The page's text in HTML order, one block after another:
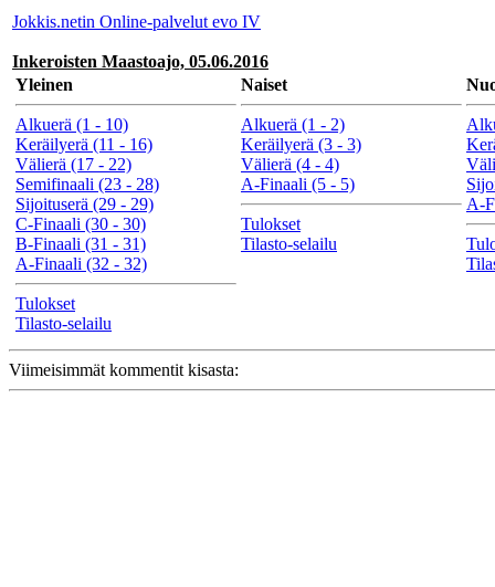
Jokkis.netin Online-palvelut evo IV
Inkeroisten Maastoajo, 05.06.2016
Yleinen
Alkuerä (1 - 10)
Keräilyerä (11 - 16)
Välierä (17 - 22)
Semifinaali (23 - 28)
Sijoituserä (29 - 29)
C-Finaali (30 - 30)
B-Finaali (31 - 31)
A-Finaali (32 - 32)
Tulokset
Tilasto-selailu
Naiset
Alkuerä (1 - 2)
Keräilyerä (3 - 3)
Välierä (4 - 4)
A-Finaali (5 - 5)
Tulokset
Tilasto-selailu
A-
Viimeisimmät kommentit kisasta: